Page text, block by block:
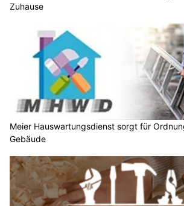
Zuhause
Meier Hauswartungsdienst sorgt für
Gebäude